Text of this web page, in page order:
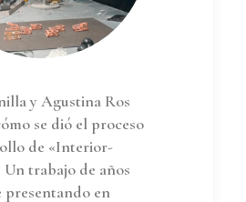
y Agustina Ros
se dió el proceso
de «Interior-
trabajo de años
presentando en